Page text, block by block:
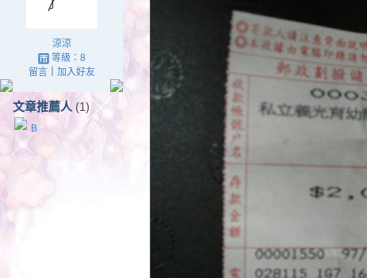
涼涼
等級：8
留言｜ 加入好友
文章推薦人 (1)
B